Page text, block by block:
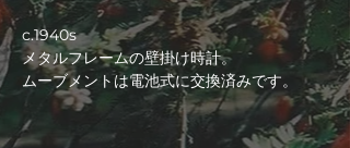
c.1940s
メタルフレームの壁掛け時計。
ムーブメントは電池式に交換済みです。